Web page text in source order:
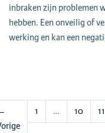
inbraken zijn problemen
hebben. Een onveilig of
werking en kan een
1 … 10 11